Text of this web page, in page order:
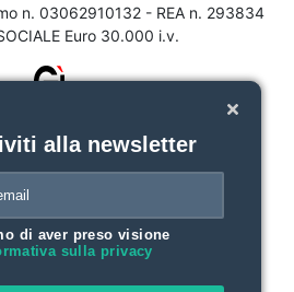
n. 03062910132 - REA n. 293834
Euro 30.000 i.v.
alla newsletter
di aver preso visione
sulla privacy